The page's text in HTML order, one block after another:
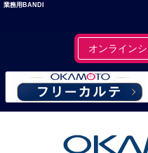
業務用BANDI
オンライン